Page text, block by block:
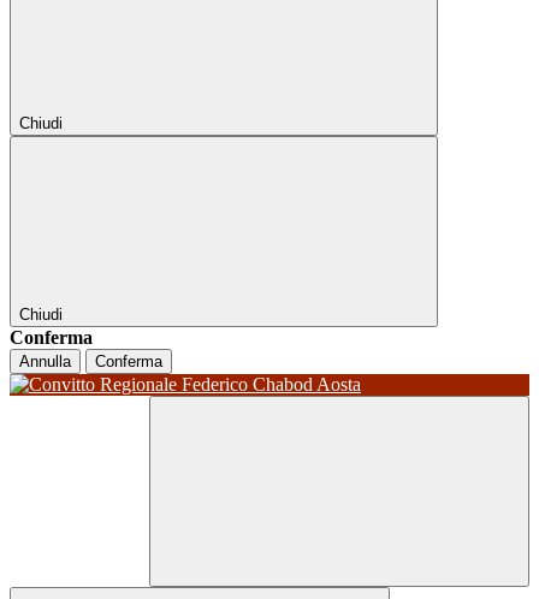
Chiudi
Chiudi
Conferma
Annulla Conferma